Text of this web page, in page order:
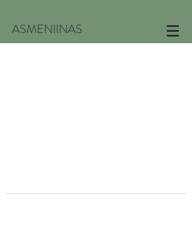
ASMENIINAS